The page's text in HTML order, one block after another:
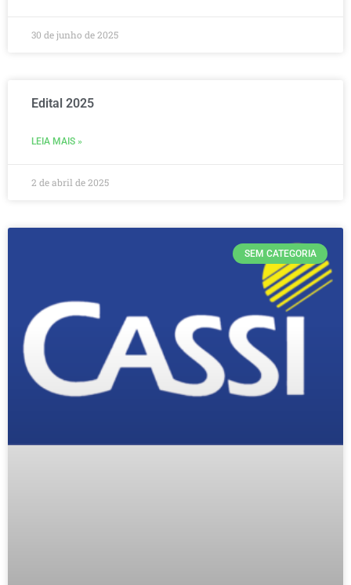
30 de junho de 2025
Edital 2025
LEIA MAIS »
2 de abril de 2025
SEM CATEGORIA